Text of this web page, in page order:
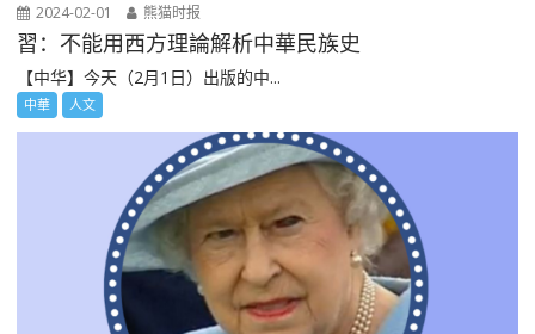
2024-02-01 熊猫时报
習：不能用西方理論解析中華民族史
【中华】今天（2月1日）出版的中...
中華 人文